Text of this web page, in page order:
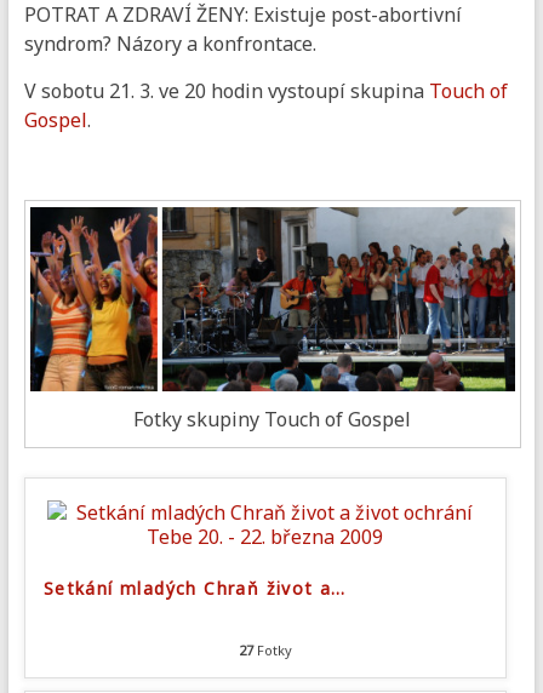
POTRAT A ZDRAVÍ ŽENY: Existuje post-abortivní
syndrom? Názory a konfrontace.
V sobotu 21. 3. ve 20 hodin vystoupí skupina Touch of
Gospel.
Fotky skupiny Touch of Gospel
Setkání mladých Chraň život a…
27Fotky